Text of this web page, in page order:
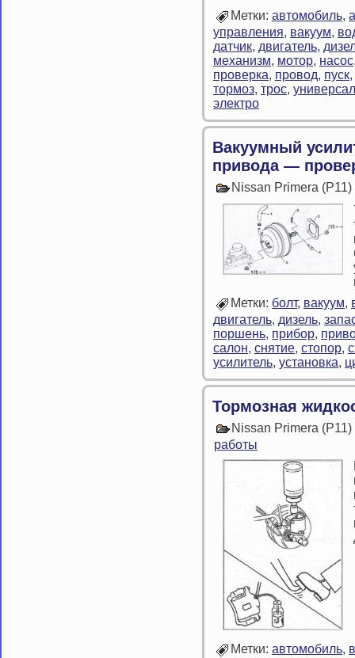
Метки: автомобиль,
управления, вакуум,
датчик, двигатель,
механизм, мотор, насос
проверка, провод, пуск,
тормоз, трос, универсал
электро
Вакуумный
привода —
Nissan Primera
Метки: болт, вакуум,
двигатель, дизель,
поршень, прибор,
салон, снятие, стопор,
усилитель, установка,
Тормозная
Nissan Primera
работы
Метки: автомобиль,